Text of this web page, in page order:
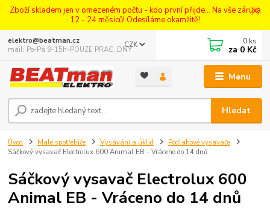
Zboží skladem jen v omezeném počtu - kdo první přijde... Na vše záruka
12 - 24 měsíců! Odesíláme okamžitě!
Menu
CZK
Hledat
elektro@beatman.cz
mail: Po-Pá:9-15h-POUZE PRAC. DNY
0 ks
za 0 Kč
Úvod Malé spotřebiče Vysávání a úklid
Podlahové vysavače
Sáčkový vysavač Electrolux 600 Animal EB - Vráceno do 14 dnů
Sáčkový vysavač Electrolux 600
Animal EB - Vráceno do 14 dnů